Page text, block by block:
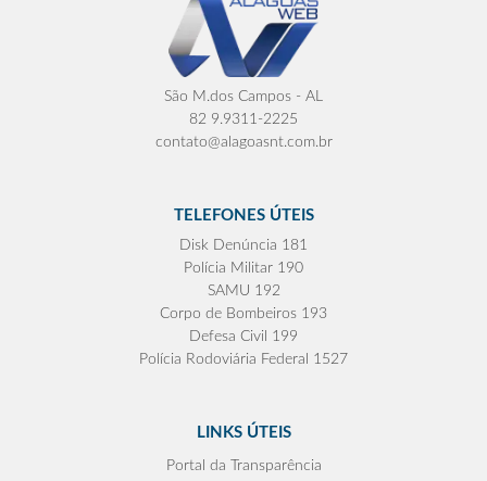
São M.dos Campos - AL
82 9.9311-2225
contato@alagoasnt.com.br
TELEFONES ÚTEIS
Disk Denúncia 181
Polícia Militar 190
SAMU 192
Corpo de Bombeiros 193
Defesa Civil 199
Polícia Rodoviária Federal 1527
LINKS ÚTEIS
Portal da Transparência